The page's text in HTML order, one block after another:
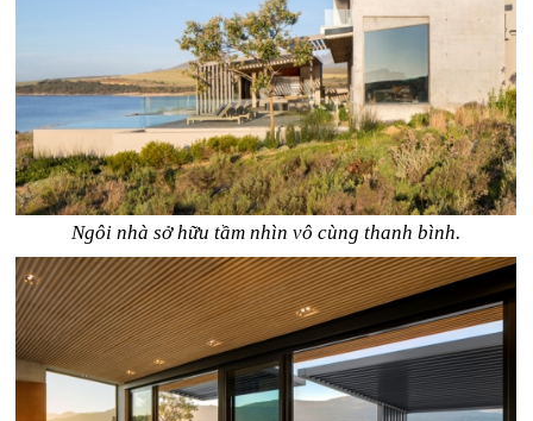
Ngôi nhà sở hữu tầm nhìn vô cùng thanh bình.